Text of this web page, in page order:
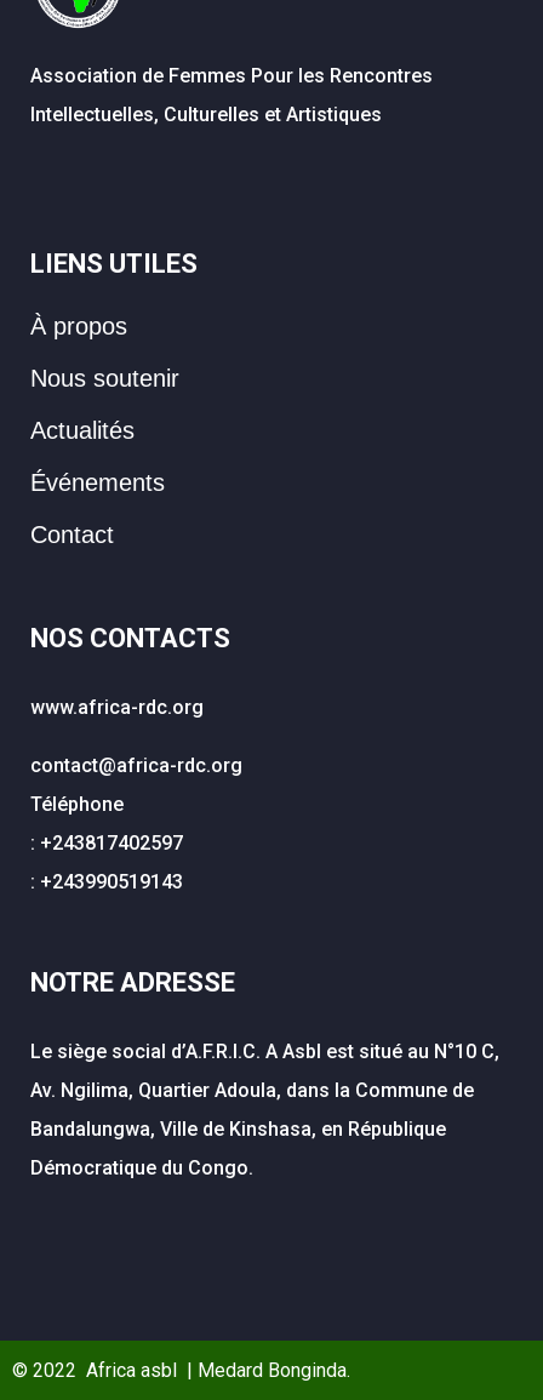
Association de Femmes Pour les Rencontres
Intellectuelles, Culturelles et Artistiques
LIENS UTILES
À propos
Nous soutenir
Actualités
Événements
Contact
NOS CONTACTS
www.africa-rdc.org
contact@africa-rdc.org
Téléphone
: +243817402597
: +243990519143
NOTRE ADRESSE
Le siège social d’A.F.R.I.C. A Asbl est situé au N°10 C,
Av. Ngilima, Quartier Adoula, dans la Commune de
Bandalungwa, Ville de Kinshasa, en République
Démocratique du Congo.
© 2022 Africa asbl | Medard Bonginda.